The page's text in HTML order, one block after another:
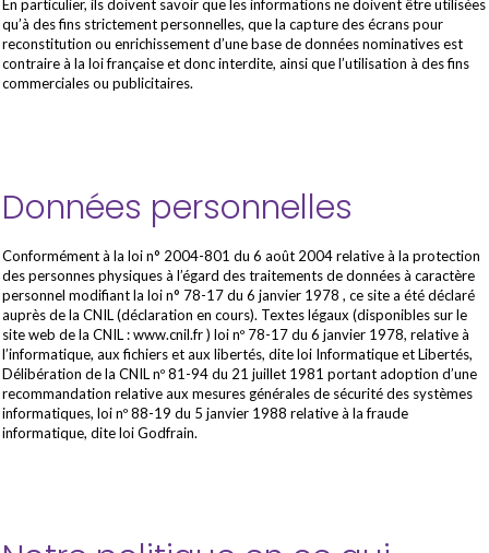
En particulier, ils doivent savoir que les informations ne doivent être utilisées
qu’à des fins strictement personnelles, que la capture des écrans pour
reconstitution ou enrichissement d’une base de données nominatives est
contraire à la loi française et donc interdite, ainsi que l’utilisation à des fins
commerciales ou publicitaires.
Données personnelles
Conformément à la loi n° 2004-801 du 6 août 2004 relative à la protection
des personnes physiques à l’égard des traitements de données à caractère
personnel modifiant la loi n° 78-17 du 6 janvier 1978 , ce site a été déclaré
auprès de la CNIL (déclaration en cours). Textes légaux (disponibles sur le
site web de la CNIL : www.cnil.fr ) loi nº 78-17 du 6 janvier 1978, relative à
l’informatique, aux fichiers et aux libertés, dite loi Informatique et Libertés,
Délibération de la CNIL nº 81-94 du 21 juillet 1981 portant adoption d’une
recommandation relative aux mesures générales de sécurité des systèmes
informatiques, loi nº 88-19 du 5 janvier 1988 relative à la fraude
informatique, dite loi Godfrain.